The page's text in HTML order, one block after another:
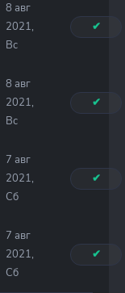
8 авг
2021,
Вс
✔
8 авг
2021,
Вс
✔
7 авг
2021,
Сб
✔
7 авг
2021,
Сб
✔